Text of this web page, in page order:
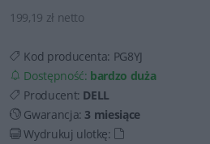
199,19 zł netto
Kod producenta: PG8YJ
Dostępność: bardzo duża
Producent: DELL
Gwarancja:3 miesiące
Wydrukuj ulotkę: